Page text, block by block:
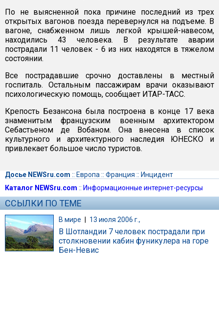
По не выясненной пока причине последний из трех
открытых вагонов поезда перевернулся на подъеме. В
вагоне, снабженном лишь легкой крышей-навесом,
находились 43 человека. В результате аварии
пострадали 11 человек - 6 из них находятся в тяжелом
состоянии.
Все пострадавшие срочно доставлены в местный
госпиталь. Остальным пассажирам врачи оказывают
психологическую помощь, сообщает ИТАР-ТАСС.
Крепость Безансона была построена в конце 17 века
знаменитым французским военным архитектором
Себастьеном де Вобаном. Она внесена в список
культурного и архитектурного наследия ЮНЕСКО и
привлекает большое число туристов.
Досье NEWSru.com :: Европа :: Франция :: Инцидент
Каталог NEWSru.com :: Информационные интернет-ресурсы
ССЫЛКИ ПО ТЕМЕ
В мире | 13 июля 2006 г.,
В Шотландии 7 человек пострадали при
столкновении кабин фуникулера на горе
Бен-Невис